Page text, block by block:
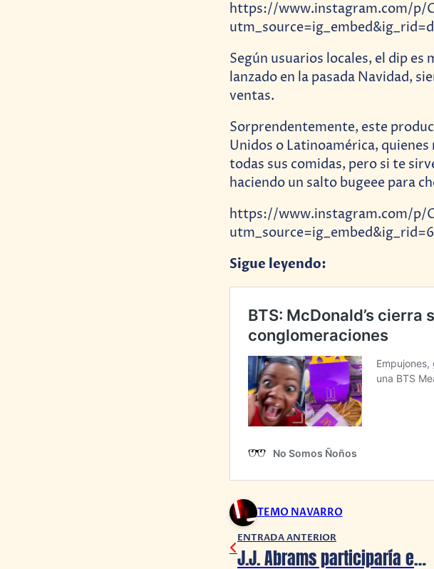
https://www.instagram.com/p/
Según usuarios locales, el dip
lanzado en la pasada Navidad,
ventas.
Sorprendentemente, este
Unidos o Latinoamérica,
todas sus comidas, pero si te
haciendo un salto bugeee para
https://www.instagram.com/p/
Sigue leyendo:
TEMO NAVARRO
ENTRADA ANTERIOR
J.J. Abrams participaría en la serie de Madame X de DC